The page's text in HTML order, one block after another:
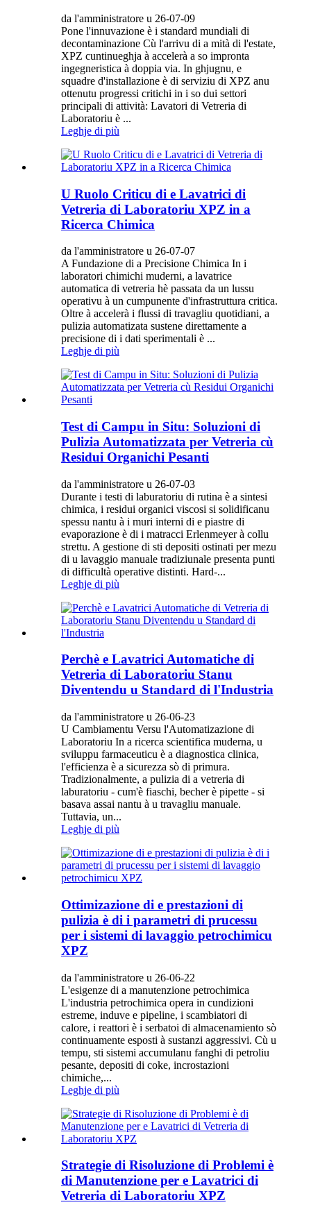
da l'amministratore u 26-07-09
Pone l'innuvazione è i standard mundiali di
decontaminazione Cù l'arrivu di a mità di l'estate,
XPZ cuntinueghja à accelerà a so impronta
ingegneristica à doppia via. In ghjugnu, e
squadre d'installazione è di serviziu di XPZ anu
ottenutu progressi critichi in i so dui settori
principali di attività: Lavatori di Vetreria di
Laboratoriu è ...
Leghje di più
U Ruolo Criticu di e Lavatrici di
Vetreria di Laboratoriu XPZ in a
Ricerca Chimica
da l'amministratore u 26-07-07
A Fundazione di a Precisione Chimica In i
laboratori chimichi muderni, a lavatrice
automatica di vetreria hè passata da un lussu
operativu à un cumpunente d'infrastruttura critica.
Oltre à accelerà i flussi di travagliu quotidiani, a
pulizia automatizata sustene direttamente a
precisione di i dati sperimentali è ...
Leghje di più
Test di Campu in Situ: Soluzioni di
Pulizia Automatizzata per Vetreria cù
Residui Organichi Pesanti
da l'amministratore u 26-07-03
Durante i testi di laburatoriu di rutina è a sintesi
chimica, i residui organici viscosi si solidificanu
spessu nantu à i muri interni di e piastre di
evaporazione è di i matracci Erlenmeyer à collu
strettu. A gestione di sti depositi ostinati per mezu
di u lavaggio manuale tradiziunale presenta punti
di difficultà operative distinti. Hard-...
Leghje di più
Perchè e Lavatrici Automatiche di
Vetreria di Laboratoriu Stanu
Diventendu u Standard di l'Industria
da l'amministratore u 26-06-23
U Cambiamentu Versu l'Automatizazione di
Laboratoriu In a ricerca scientifica muderna, u
sviluppu farmaceuticu è a diagnostica clinica,
l'efficienza è a sicurezza sò di primura.
Tradizionalmente, a pulizia di a vetreria di
laburatoriu - cum'è fiaschi, becher è pipette - si
basava assai nantu à u travagliu manuale.
Tuttavia, un...
Leghje di più
Ottimizazione di e prestazioni di
pulizia è di i parametri di prucessu
per i sistemi di lavaggio petrochimicu
XPZ
da l'amministratore u 26-06-22
L'esigenze di a manutenzione petrochimica
L'industria petrochimica opera in cundizioni
estreme, induve e pipeline, i scambiatori di
calore, i reattori è i serbatoi di almacenamiento sò
continuamente esposti à sustanzi aggressivi. Cù u
tempu, sti sistemi accumulanu fanghi di petroliu
pesante, depositi di coke, incrostazioni
chimiche,...
Leghje di più
Strategie di Risoluzione di Problemi è
di Manutenzione per e Lavatrici di
Vetreria di Laboratoriu XPZ